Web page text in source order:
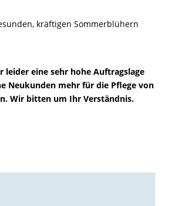
kräftigen Sommerblühern
leider eine sehr hohe Auftragslage
Neukunden mehr für die Pflege von
Wir bitten um Ihr Verständnis.